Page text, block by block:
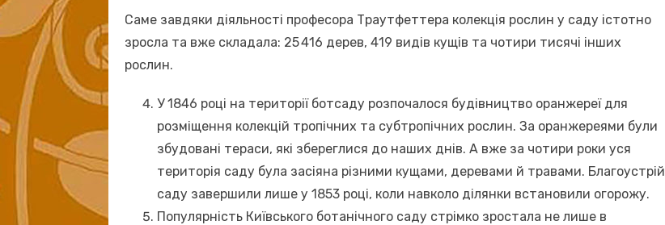
Саме завдяки діяльності професора Траутфеттера колекція рослин у саду істотно
зросла та вже складала: 25 416 дерев, 419 видів кущів та чотири тисячі інших
рослин.
У 1846 році на території ботсаду розпочалося будівництво оранжереї для
розміщення колекцій тропічних та субтропічних рослин. За оранжереями були
збудовані тераси, які збереглися до наших днів. А вже за чотири роки уся
територія саду була засіяна різними кущами, деревами й травами. Благоустрій
саду завершили лише у 1853 році, коли навколо ділянки встановили огорожу.
Популярність Київського ботанічного саду стрімко зростала не лише в